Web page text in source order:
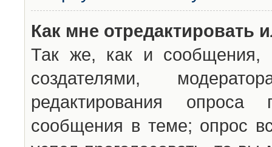
Как мне отредактировать
Так же, как и сообщения,
создателями,
редактирования опроса
сообщения в теме; опрос